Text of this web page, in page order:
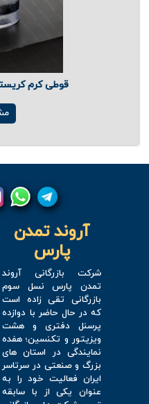
قوطی کرم کریستال 30 گرمی
آروند تمدن
پارس
شرکت بازرگانی آروند
تمدن پارس نسل سوم
بازرگانی تقی زاده است
که در حال حاضر با دوازده
پرسنل دفتری و هشت
ویزیتور و تکنسین؛ هفده
نمایندگی در استان های
بزرگ و صنعتی در سرتاسر
ایران فعالیت خود را به
عنوان یکی از با سابقه